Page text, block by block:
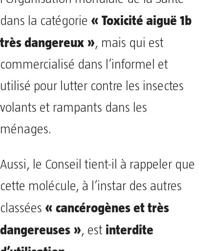
dans la catégorie « Toxicité aiguë 1b
très dangereux », mais qui est
commercialisé dans l’informel et
utilisé pour lutter contre les insectes
volants et rampants dans les
ménages.
Aussi, le Conseil tient-il à rappeler que
cette molécule, à l’instar des autres
classées « cancérogènes et très
dangereuses », est interdite